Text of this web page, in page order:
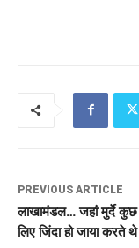
PREVIOUS ARTICLE
लाखामंडल… जहां मुर्दे
लिए जिंदा हो जाया करते